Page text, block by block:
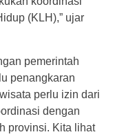
(KLH),” ujar
pemerintah
penangkaran
perlu izin dari
dengan
provinsi. Kita lihat